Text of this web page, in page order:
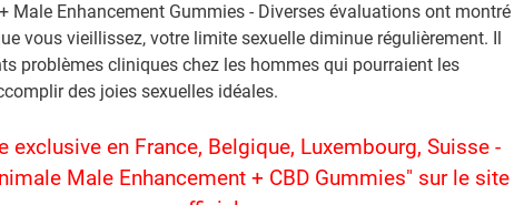
Male Enhancement Gummies - Diverses évaluations ont montré
vous vieillissez, votre limite sexuelle diminue régulièrement. Il
problèmes cliniques chez les hommes qui pourraient les
des joies sexuelles idéales.
exclusive en France, Belgique, Luxembourg, Suisse -
Male Enhancement + CBD Gummies" sur le site